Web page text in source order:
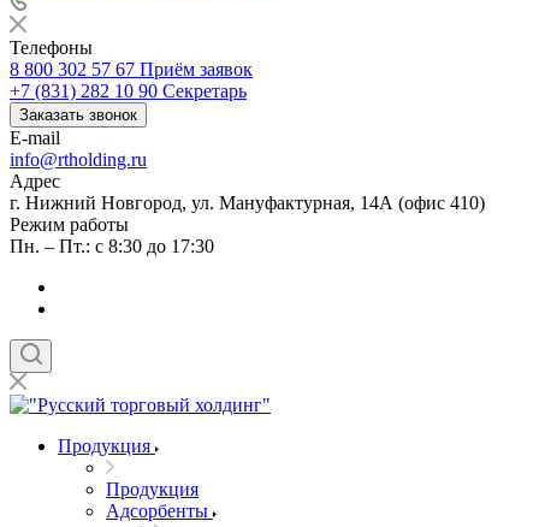
Телефоны
8 800 302 57 67 Приём заявок
+7 (831) 282 10 90 Секретарь
Заказать звонок
E-mail
info@rtholding.ru
Адрес
г. Нижний Новгород, ул. Мануфактурная, 14А (офис 410)
Режим работы
Пн. – Пт.: с 8:30 до 17:30
Продукция
Продукция
Адсорбенты